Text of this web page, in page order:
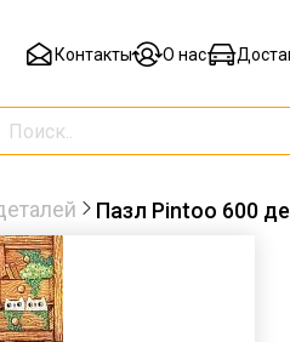
Контакты О нас
Пазл Pintoo 600